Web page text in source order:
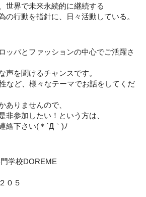
世界で未来永続的に継続する
の行動を指針に、日々活動している。
ッパとファッションの中心でご活躍さ
声を聞けるチャンスです。
など、様々なテーマでお話をしてくだ
ありませんので、
非参加したい！という方は、
絡下さい(＊´Д｀)ﾉ
学校DOREME
０５